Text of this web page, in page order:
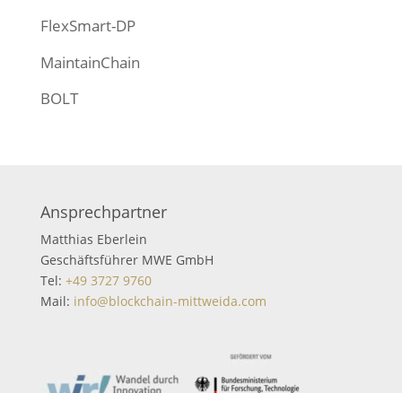
FlexSmart-DP
MaintainChain
BOLT
Ansprechpartner
Matthias Eberlein
Geschäftsführer MWE GmbH
Tel: +49 3727 9760
Mail: info@blockchain-mittweida.com